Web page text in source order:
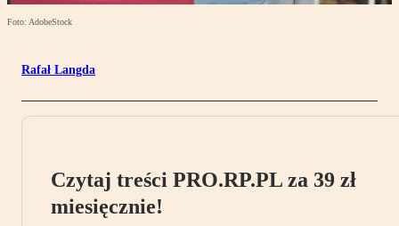
Foto: AdobeStock
Rafał Langda
Czytaj treści PRO.RP.PL za 39 zł
miesięcznie!